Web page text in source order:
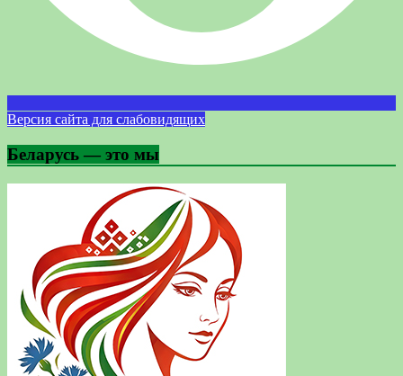
Версия сайта для слабовидящих
Беларусь — это мы